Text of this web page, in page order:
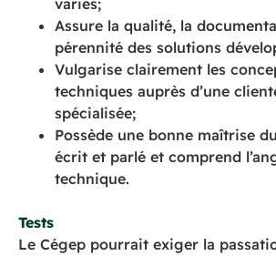
variés;
Assure la qualité, la
pérennité des solutions
Vulgarise clairement les
techniques auprès d’une
spécialisée;
Possède une bonne maîtrise
écrit et parlé et comprend
technique.
Tests
Le Cégep pourrait exiger la